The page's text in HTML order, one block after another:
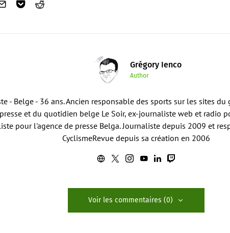
Grégory Ienco
Author
- Belge - 36 ans. Ancien responsable des sports sur les sites
et du quotidien belge Le Soir, ex-journaliste web et radio
pour l'agence de presse Belga. Journaliste depuis 2009 et
CyclismeRevue depuis sa création en 2006
Voir les commentaires (0)